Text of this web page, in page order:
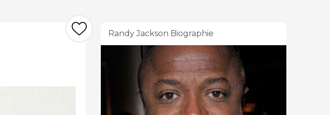
Randy Jackson Biographie